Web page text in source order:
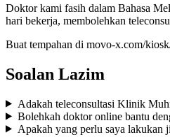
Doktor kami fasih dalam Bahasa
hari bekerja, membolehkan
Buat tempahan di movo-x.com/
Soalan Lazim
Adakah teleconsultasi Klinik
Bolehkah doktor online bantu
Apakah yang perlu saya lakukan